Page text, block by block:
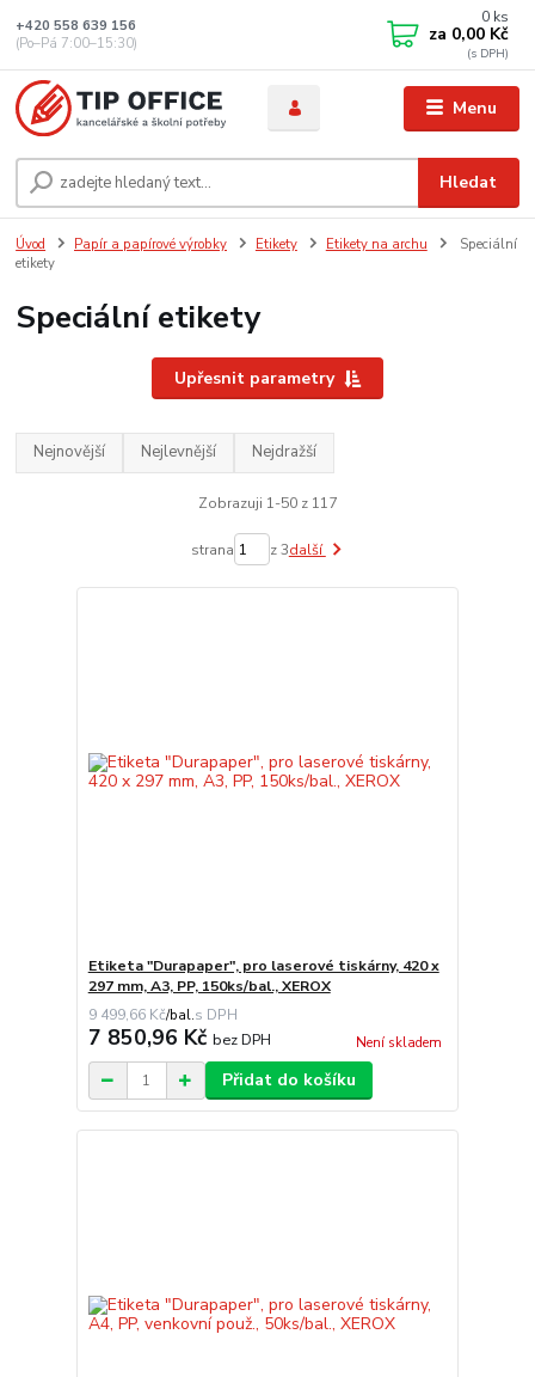
Menu
Hledat
+420 558 639 156
(Po–Pá 7:00–15:30)
0 ks
za 0,00 Kč
Úvod Papír a papírové výrobky Etikety Etikety na archu
Speciální
etikety
Speciální etikety
Upřesnit parametry
Nejnovější Nejlevnější Nejdražší
Zobrazuji 1-50 z 117
strana z 3další
Etiketa "Durapaper", pro laserové tiskárny, 420 x
297 mm, A3, PP, 150ks/bal., XEROX
9 499,66 Kč/bal.
7 850,96 Kč bez DPH Není skladem
Přidat do košíku